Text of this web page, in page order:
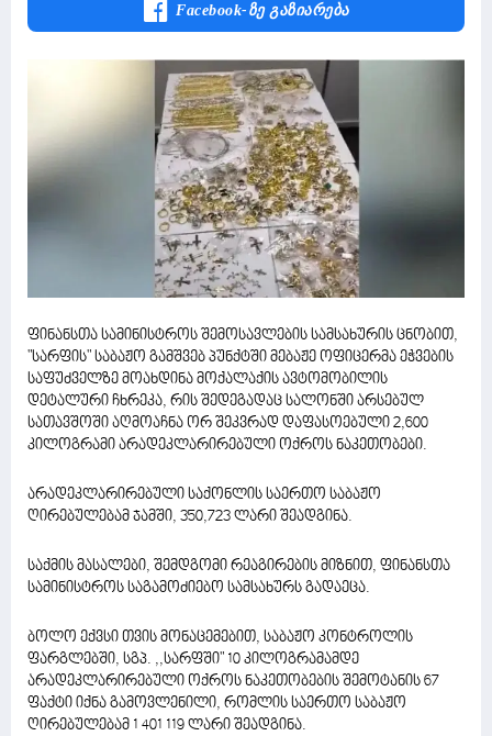
Facebook-Ზე Გაზიარება
ფინანსთა სამინისტროს შემოსავლების სამსახურის ცნობით,
"სარფის" საბაჟო გამშვებ პუნქტში მებაჟე ოფიცერმა ეჭვების
საფუძველზე მოახდინა მოქალაქის ავტომობილის
დეტალური ჩხრეკა, რის შედეგადაც სალონში არსებულ
სათავშოში აღმოაჩნა ორ შეკვრად დაფასოებული 2,600
კილოგრამი არადეკლარირებული ოქროს ნაკეთობები.
არადეკლარირებული საქონლის საერთო საბაჟო
ღირებულებამ ჯამში, 350,723 ლარი შეადგინა.
საქმის მასალები, შემდგომი რეაგირების მიზნით, ფინანსთა
სამინისტროს საგამოძიებო სამსახურს გადაეცა.
ბოლო ექვსი თვის მონაცემებით, საბაჟო კონტროლის
ფარგლებში, სგპ. ,,სარფში" 10 კილოგრამამდე
არადეკლარირებული ოქროს ნაკეთობების შემოტანის 67
ფაქტი იქნა გამოვლენილი, რომლის საერთო საბაჟო
ღირებულებამ 1 401 119 ლარი შეადგინა.